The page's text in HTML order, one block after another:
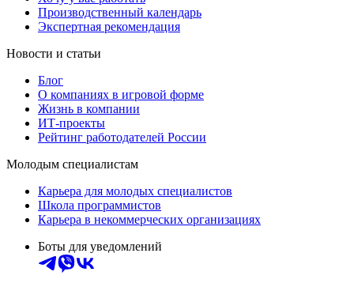
Производственный календарь
Экспертная рекомендация
Новости и статьи
Блог
О компаниях в игровой форме
Жизнь в компании
ИТ-проекты
Рейтинг работодателей России
Молодым специалистам
Карьера для молодых специалистов
Школа программистов
Карьера в некоммерческих организациях
Боты для уведомлений